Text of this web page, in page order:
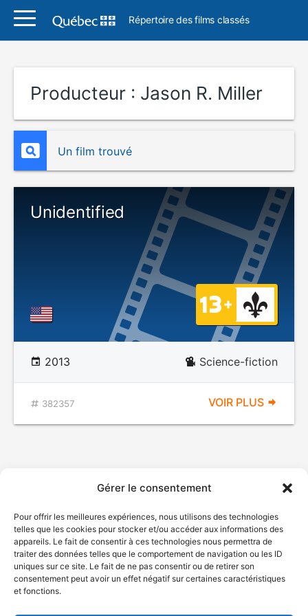
Gérer le consentement
Pour offrir les meilleures expériences, nous utilisons des technologies
telles que les cookies pour stocker et/ou accéder aux informations des
appareils. Le fait de consentir à ces technologies nous permettra de
traiter des données telles que le comportement de navigation ou les ID
uniques sur ce site. Le fait de ne pas consentir ou de retirer son
consentement peut avoir un effet négatif sur certaines caractéristiques
et fonctions.
Répertoire des films classés
Producteur : Jason R. Miller
Un film trouvé
Unidentified
2013 Science-fiction
382357 VOIR PLUS